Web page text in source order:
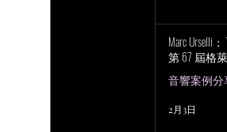
Marc Urselli
第 67 屆格
音響案例分
2月3日